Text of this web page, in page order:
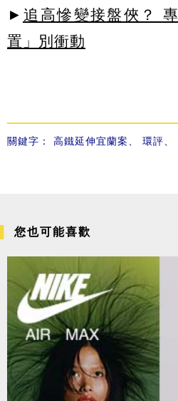
► 追高慘變接盤俠？
置」別衝動
關鍵字： 高鐵延伸宜蘭案 環評
您也可能喜歡